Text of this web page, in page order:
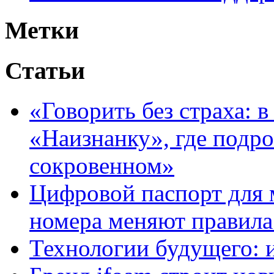
Метки
Статьи
«Говорить без страха:
«Наизнанку», где
сокровенном»
Цифровой паспорт для
номера меняют
Технологии будущего: